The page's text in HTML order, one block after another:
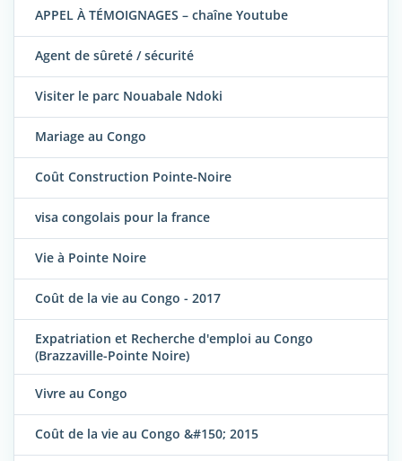
APPEL À TÉMOIGNAGES – chaîne Youtube
Agent de sûreté / sécurité
Visiter le parc Nouabale Ndoki
Mariage au Congo
Coût Construction Pointe-Noire
visa congolais pour la france
Vie à Pointe Noire
Coût de la vie au Congo - 2017
Expatriation et Recherche d'emploi au Congo
(Brazzaville-Pointe Noire)
Vivre au Congo
Coût de la vie au Congo &#150; 2015